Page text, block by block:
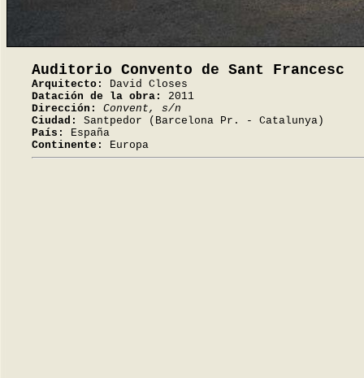
Auditorio Convento de Sant Francesc
Arquitecto:
David Closes
Datación de la obra:
2011
Dirección:
Convent, s/n
Ciudad:
Santpedor (Barcelona Pr. - Catalunya)
País:
España
Continente:
Europa